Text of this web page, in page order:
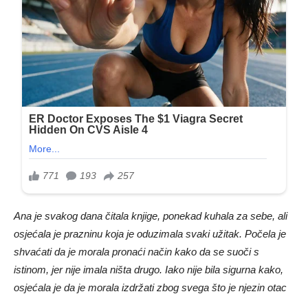
Ana je svakog dana čitala knjige, ponekad kuhala za sebe, ali
osjećala je prazninu koja je oduzimala svaki užitak. Počela je
shvaćati da je morala pronaći način kako da se suoči s
istinom, jer nije imala ništa drugo. Iako nije bila sigurna kako,
osjećala je da je morala izdržati zbog svega što je njezin otac